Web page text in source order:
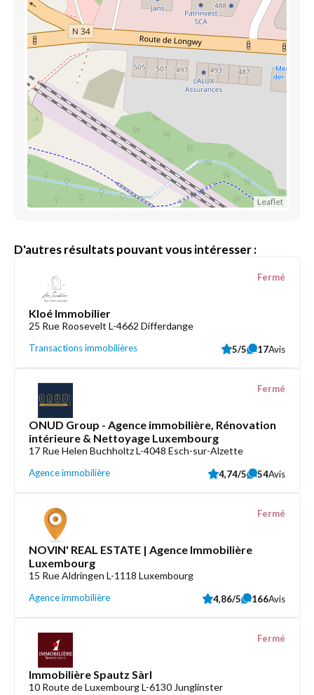
Leaflet
D'autres résultats pouvant vous intéresser :
Kloé Immobilier
25 Rue Roosevelt L-4662 Differdange
Transactions immobilières
Fermé
5/5 17Avis
ONUD Group - Agence immobilière, Rénovation
intérieure & Nettoyage Luxembourg
17 Rue Helen Buchholtz L-4048 Esch-sur-Alzette
Agence immobilière
Fermé
4,74/5 54Avis
NOVIN' REAL ESTATE | Agence Immobilière
Luxembourg
15 Rue Aldringen L-1118 Luxembourg
Agence immobilière
Fermé
4,86/5 166Avis
Immobilière Spautz Sàrl
10 Route de Luxembourg L-6130 Junglinster
Fermé